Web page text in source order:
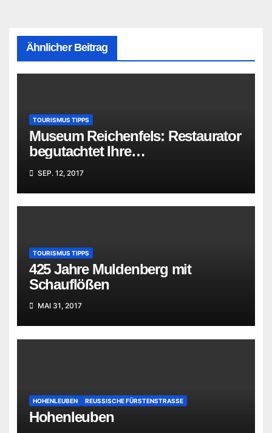
Ähnlicher Beitrag
TOURISMUS TIPPS
Museum Reichenfels: Restaurator
begutachtet Ihre
„Familienschätze“
SEP. 12, 2017
TOURISMUS TIPPS
425 Jahre Muldenberg mit
Schauflößen
MAI 31, 2017
HOHENLEUBEN REUSSISCHE FÜRSTENSTRASSE
Hohenleuben